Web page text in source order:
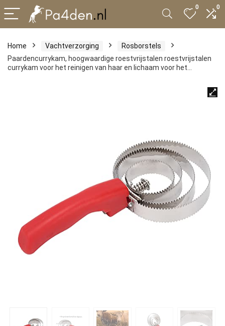
0 0
Home Vachtverzorging
Rosborstels
Paardencurrykam, hoogwaardige roestvrijstalen roestvrijstalen
currykam voor het reinigen van haar en lichaam voor het…